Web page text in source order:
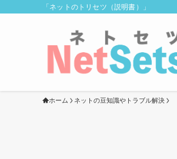
「ネットのトリセツ（説明書）」
ホーム ネットの豆知識やトラブル解決